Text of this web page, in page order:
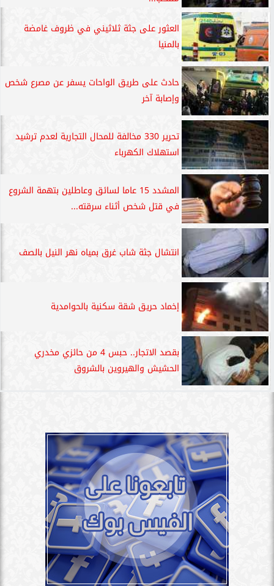
العثور على جثة ثلاثيني في ظروف غامضة
بالمنيا
حادث على طريق الواحات يسفر عن مصرع شخص
وإصابة آخر
تحرير 330 مخالفة للمحال التجارية لعدم ترشيد
استهلاك الكهرباء
المشدد 15 عاما لسائق وعاطلين بتهمة الشروع
في قتل شخص أثناء سرقته...
انتشال جثة شاب غرق بمياه نهر النيل بالصف
إخماد حريق شقة سكنية بالحوامدية
بقصد الاتجار.. حبس 4 من حائزي مخدري
الحشيش والهيروين بالشروق